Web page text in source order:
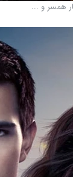
همسر و ...